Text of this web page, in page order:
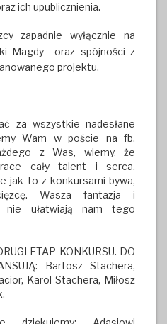
ich upublicznienia.
zapadnie wyłącznie na
Magdy
oraz spójności z
projektu.
za wszystkie nadesłane
Wam w poście na fb.
z Was, wiemy, że
cały talent i serca.
jak to z konkursami bywa,
Wasza fantazja i
nie ułatwiają nam tego
ETAP KONKURSU. DO
Bartosz Stachera,
Karol Stachera, Miłosz